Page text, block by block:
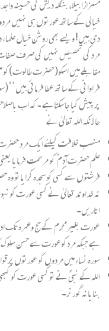
مسزازابیلا، بنگلہ دیش کی حسینہ
خیالی کے ساتھ عورتوں ہی نہیں
دی ہیں! ویسے بھی روشن خیال علماء
مرد کی تحصیص نہیں کی صرف صفات
مقابلے میں اسکو(حضرت طالوت)کو
پر پیش کیا جاسکتا ہے ۔کہ اب
حالانکہ اللہ تعالیٰ نے
منصب خلافت کیلئے ایک مرد حضرت
علم حضرت آدم ؑ کو مر حمت فرمایا
فرشتوں سے کسی کوسجدہ کرایاتو
نہ خداوند تعالیٰ نے کسی عورت
اتاریں۔
عورت بغیرمحرم کے حج وعمرہ تک
ہے جبکہ مردکوعورت سے حسن
سورہ نساء میں مردوں کو عورتوں
اللہ کے نبیؐ نے تو کسی عورت کو
بنایانہ گورنر۔